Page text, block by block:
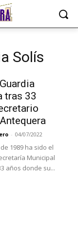
Solís
tras 33
- 04/07/2022
1989 ha sido el
Municipal
años donde su...